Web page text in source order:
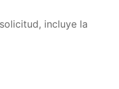
incluye la